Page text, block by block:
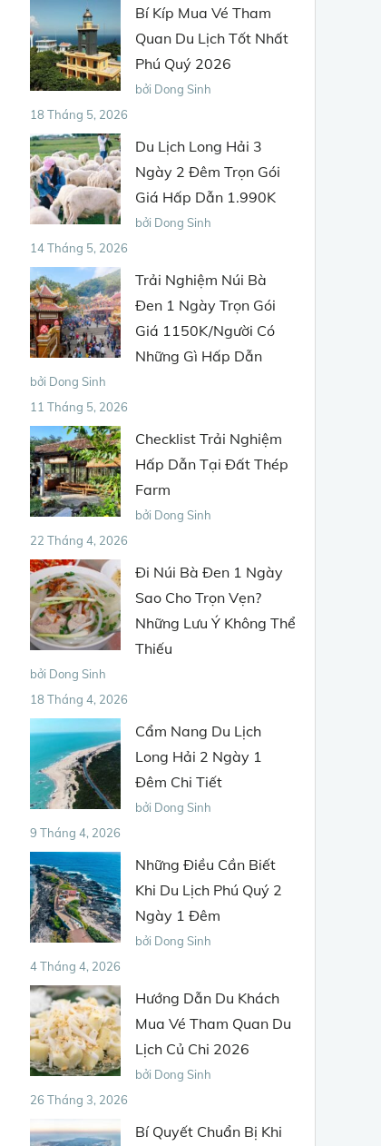
Bí Kíp Mua Vé Tham
Quan Du Lịch Tốt Nhất
Phú Quý 2026
bởi Dong Sinh
18 Tháng 5, 2026
Du Lịch Long Hải 3
Ngày 2 Đêm Trọn Gói
Giá Hấp Dẫn 1.990K
bởi Dong Sinh
14 Tháng 5, 2026
Trải Nghiệm Núi Bà
Đen 1 Ngày Trọn Gói
Giá 1150K/Người Có
Những Gì Hấp Dẫn
bởi Dong Sinh
11 Tháng 5, 2026
Checklist Trải Nghiệm
Hấp Dẫn Tại Đất Thép
Farm
bởi Dong Sinh
22 Tháng 4, 2026
Đi Núi Bà Đen 1 Ngày
Sao Cho Trọn Vẹn?
Những Lưu Ý Không Thể
Thiếu
bởi Dong Sinh
18 Tháng 4, 2026
Cẩm Nang Du Lịch
Long Hải 2 Ngày 1
Đêm Chi Tiết
bởi Dong Sinh
9 Tháng 4, 2026
Những Điều Cần Biết
Khi Du Lịch Phú Quý 2
Ngày 1 Đêm
bởi Dong Sinh
4 Tháng 4, 2026
Hướng Dẫn Du Khách
Mua Vé Tham Quan Du
Lịch Củ Chi 2026
bởi Dong Sinh
26 Tháng 3, 2026
Bí Quyết Chuẩn Bị Khi